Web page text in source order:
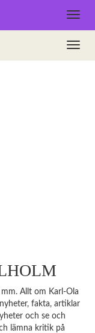
Allt om Karl-Ola
fakta, artiklar
och se och
lämna kritik på